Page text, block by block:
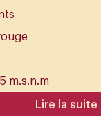
m.s.n.m
Lire la suite